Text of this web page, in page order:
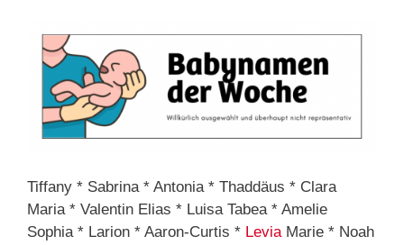
Tiffany * Sabrina * Antonia * Thaddäus * Clara
Maria * Valentin Elias * Luisa Tabea * Amelie
Sophia * Larion * Aaron-Curtis * LeviaMarie * Noah